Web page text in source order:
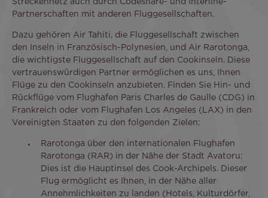
Streckennetz auch durch Codeshare- und Interline-
Partnerschaften mit anderen Fluggesellschaften.
Dazu gehören Air Tahiti, die Fluggesellschaft zwischen
den Inseln in Französisch-Polynesien, und Air Rarotonga,
die wichtigste Fluggesellschaft auf den Cookinseln. Diese
vertrauenswürdigen Partner ermöglichen es uns, Ihnen
Flüge zu den Cookinseln anzubieten. Finden Sie Hin- und
Rückflüge vom Flughafen Paris Charles de Gaulle (CDG) in
Frankreich oder vom Flughafen Los Angeles (LAX) in den
Vereinigten Staaten zu den folgenden Zielen:
Rarotonga über den internationalen Flughafen
Rarotonga (RAR) in der Nähe der Stadt Avatoru:
Dies ist die Hauptinsel des Cook-Archipels. Dieser
Flug ermöglicht es Ihnen, in der Nähe aller
Annehmlichkeiten zu landen (Hotels, Kulturdörfer,